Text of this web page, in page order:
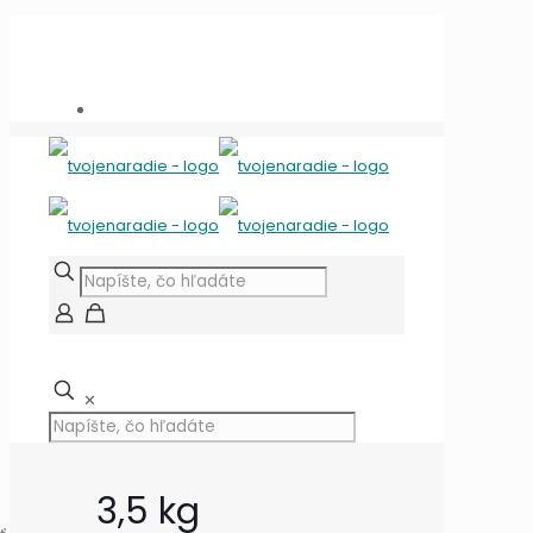
✕
3,5 kg